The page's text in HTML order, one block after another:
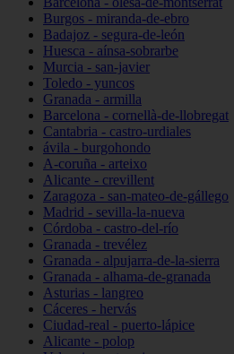
Burgos - miranda-de-ebro
Badajoz - segura-de-león
Huesca - aínsa-sobrarbe
Murcia - san-javier
Toledo - yuncos
Granada - armilla
Barcelona - cornellà-de-llobregat
Cantabria - castro-urdiales
ávila - burgohondo
A-coruña - arteixo
Alicante - crevillent
Zaragoza - san-mateo-de-gállego
Madrid - sevilla-la-nueva
Córdoba - castro-del-río
Granada - trevélez
Granada - alpujarra-de-la-sierra
Granada - alhama-de-granada
Asturias - langreo
Cáceres - hervás
Ciudad-real - puerto-lápice
Alicante - polop